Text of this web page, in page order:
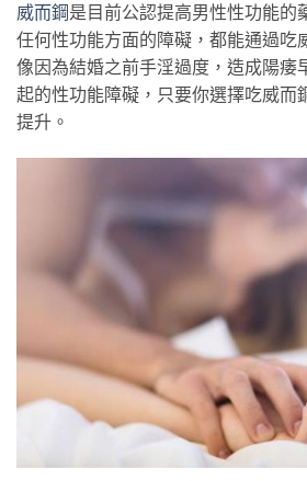
威而鋼是目前公認提高男性性功能的
任何性功能方面的障礙，都能通過吃
像因為結婚之前手淫過度，造成陽痿
起的性功能障礙，只要你選擇吃威而
提升。